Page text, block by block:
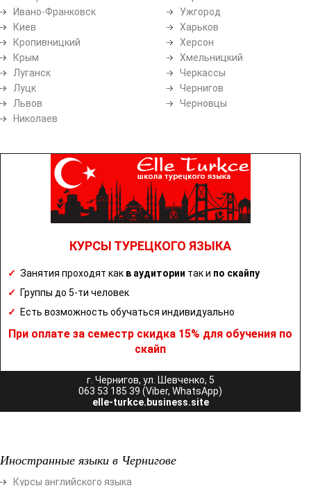
Ивано-Франковск
Киев
Кропивницкий
Крым
Луганск
Луцк
Львов
Николаев
Ужгород
Харьков
Херсон
Хмельницкий
Черкассы
Чернигов
Черновцы
КУРСЫ ТУРЕЦКОГО ЯЗЫКА
✓ Занятия проходят как в аудитории так и по скайпу
✓
Группы до 5-ти человек
✓
Есть возможность обучаться индивидуально
При оплате за семестр скидка 15% для обучения по
скайп
г. Чернигов, ул. Шевченко, 5
063 53 185 39 (Viber, WhatsApp)
elle-turkce.business.site
Иностранные языки в Чернигове
Курсы английского языка